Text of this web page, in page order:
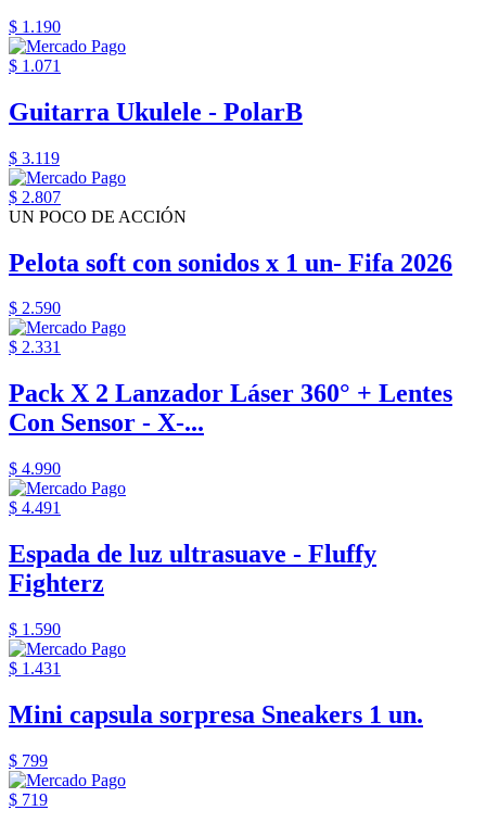
$ 1.190
$ 1.071
Guitarra Ukulele - PolarB
$ 3.119
$ 2.807
UN POCO DE ACCIÓN
Pelota soft con sonidos x 1 un- Fifa 2026
$ 2.590
$ 2.331
Pack X 2 Lanzador Láser 360° + Lentes
Con Sensor - X-...
$ 4.990
$ 4.491
Espada de luz ultrasuave - Fluffy
Fighterz
$ 1.590
$ 1.431
Mini capsula sorpresa Sneakers 1 un.
$ 799
$ 719